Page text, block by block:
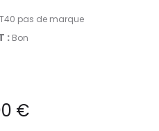
pas de marque
: Bon
€